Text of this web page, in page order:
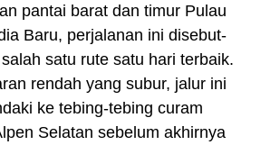
pantai barat dan timur Pulau
Baru, perjalanan ini disebut-
satu rute satu hari terbaik.
rendah yang subur, jalur ini
ke tebing-tebing curam
Selatan sebelum akhirnya